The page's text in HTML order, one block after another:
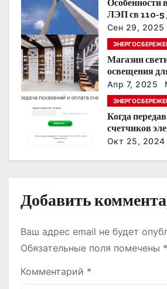
о
з
а
п
и
Особенности
ЛЭП св 110-5
Сен 29, 2025
Магазин
освещения
интерьера
Апр 7, 2025
Когда
счетчиков
Дзержинске?
Окт 25, 2024
Добавить
Ваш адрес email не будет
Обязательные поля помечены *
Комментарий *